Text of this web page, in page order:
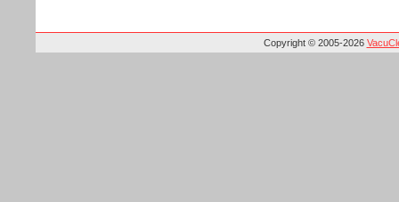
Copyright © 2005-2026